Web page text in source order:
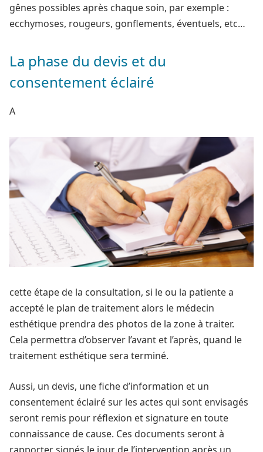
gênes possibles après chaque soin, par exemple :
ecchymoses, rougeurs, gonflements, éventuels, etc…
La phase du devis et du
consentement éclairé
A
cette étape de la consultation, si le ou la patiente a
accepté le plan de traitement alors le médecin
esthétique prendra des photos de la zone à traiter.
Cela permettra d’observer l’avant et l’après, quand le
traitement esthétique sera terminé.
Aussi, un devis, une fiche d’information et un
consentement éclairé sur les actes qui sont envisagés
seront remis pour réflexion et signature en toute
connaissance de cause. Ces documents seront à